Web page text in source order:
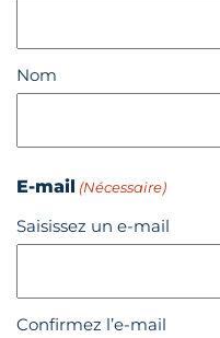
Nom
E-mail (Nécessaire)
Saisissez un e-mail
Confirmez l’e-mail